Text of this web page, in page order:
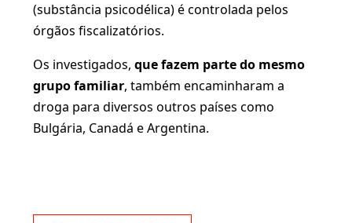
(substância psicodélica) é controlada pelos
órgãos fiscalizatórios.
Os investigados, que fazem parte do mesmo
grupo familiar, também encaminharam a
droga para diversos outros países como
Bulgária, Canadá e Argentina.